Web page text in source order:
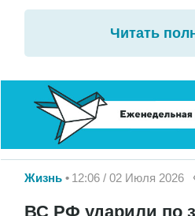
Читать
Жизнь 12:06 / 02 Июля 2026
ВС РФ ударили по